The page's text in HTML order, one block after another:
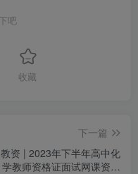
吧
收藏
下一篇
教资 | 2023年下半年高中化
学教师资格证面试网课资源